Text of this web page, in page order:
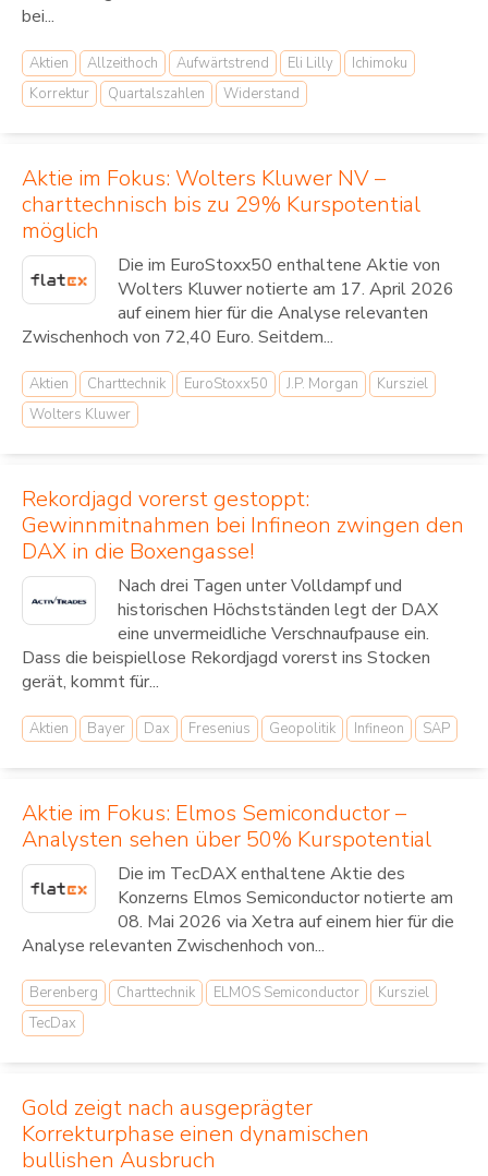
bei...
Aktien Allzeithoch Aufwärtstrend Eli Lilly
Ichimoku
Korrektur
Quartalszahlen Widerstand
Aktie im Fokus: Wolters Kluwer NV –
charttechnisch bis zu 29% Kurspotential
möglich
Die im EuroStoxx50 enthaltene Aktie von
Wolters Kluwer notierte am 17. April 2026
auf einem hier für die Analyse relevanten
Zwischenhoch von 72,40 Euro. Seitdem...
Aktien Charttechnik EuroStoxx50 J.P. Morgan
Kursziel
Wolters Kluwer
Rekordjagd vorerst gestoppt:
Gewinnmitnahmen bei Infineon zwingen den
DAX in die Boxengasse!
Nach drei Tagen unter Volldampf und
historischen Höchstständen legt der DAX
eine unvermeidliche Verschnaufpause ein.
Dass die beispiellose Rekordjagd vorerst ins Stocken
gerät, kommt für...
Aktien Bayer Dax Fresenius Geopolitik Infineon SAP
Aktie im Fokus: Elmos Semiconductor –
Analysten sehen über 50% Kurspotential
Die im TecDAX enthaltene Aktie des
Konzerns Elmos Semiconductor notierte am
08. Mai 2026 via Xetra auf einem hier für die
Analyse relevanten Zwischenhoch von...
Berenberg Charttechnik ELMOS Semiconductor
Kursziel
TecDax
Gold zeigt nach ausgeprägter
Korrekturphase einen dynamischen
bullishen Ausbruch